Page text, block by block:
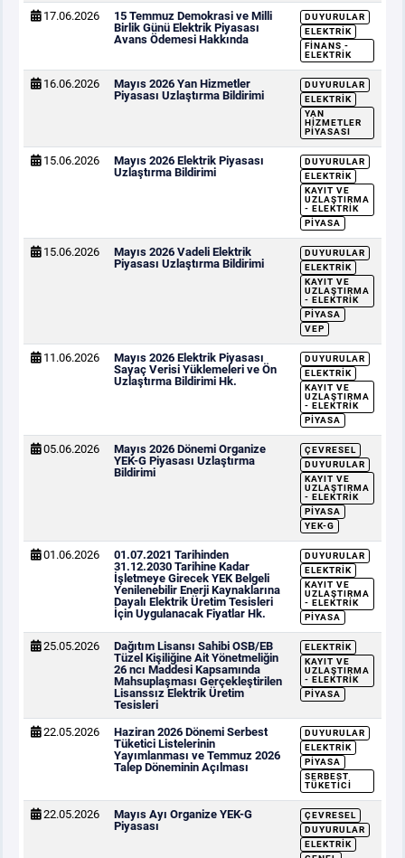
17.06.2026
15 Temmuz Demokrasi ve Milli
Birlik Günü Elektrik Piyasası
Avans Ödemesi Hakkında
DUYURULAR
ELEKTRIK
FINANS -
ELEKTRIK
16.06.2026
Mayıs 2026 Yan Hizmetler
Piyasası Uzlaştırma Bildirimi
DUYURULAR
ELEKTRIK
YAN
HIZMETLER
PIYASASI
15.06.2026
Mayıs 2026 Elektrik Piyasası
Uzlaştırma Bildirimi
DUYURULAR
ELEKTRIK
KAYIT VE
UZLAŞTIRMA
- ELEKTRIK
PIYASA
15.06.2026
Mayıs 2026 Vadeli Elektrik
Piyasası Uzlaştırma Bildirimi
DUYURULAR
ELEKTRIK
KAYIT VE
UZLAŞTIRMA
- ELEKTRIK
PIYASA
VEP
11.06.2026
Mayıs 2026 Elektrik Piyasası
Sayaç Verisi Yüklemeleri ve Ön
Uzlaştırma Bildirimi Hk.
DUYURULAR
ELEKTRIK
KAYIT VE
UZLAŞTIRMA
- ELEKTRIK
PIYASA
05.06.2026
Mayıs 2026 Dönemi Organize
YEK-G Piyasası Uzlaştırma
Bildirimi
ÇEVRESEL
DUYURULAR
KAYIT VE
UZLAŞTIRMA
- ELEKTRIK
PIYASA
YEK-G
01.06.2026
01.07.2021 Tarihinden
31.12.2030 Tarihine Kadar
İşletmeye Girecek YEK Belgeli
Yenilenebilir Enerji Kaynaklarına
Dayalı Elektrik Üretim Tesisleri
İçin Uygulanacak Fiyatlar Hk.
DUYURULAR
ELEKTRIK
KAYIT VE
UZLAŞTIRMA
- ELEKTRIK
PIYASA
25.05.2026
Dağıtım Lisansı Sahibi OSB/EB
Tüzel Kişiliğine Ait Yönetmeliğin
26 ncı Maddesi Kapsamında
Mahsuplaşması Gerçekleştirilen
Lisanssız Elektrik Üretim
Tesisleri
ELEKTRIK
KAYIT VE
UZLAŞTIRMA
- ELEKTRIK
PIYASA
22.05.2026
Haziran 2026 Dönemi Serbest
Tüketici Listelerinin
Yayımlanması ve Temmuz 2026
Talep Döneminin Açılması
DUYURULAR
ELEKTRIK
PIYASA
SERBEST
TÜKETICI
22.05.2026
Mayıs Ayı Organize YEK-G
Piyasası
ÇEVRESEL
DUYURULAR
ELEKTRIK